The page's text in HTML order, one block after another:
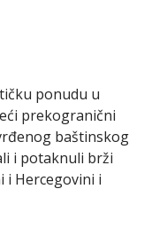
ponudu u
prekogranični
baštinskog
i potaknuli brži
i Hercegovini i